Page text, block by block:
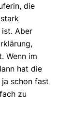
die
Aber
Wenn im
hat die
ja schon fast
zu